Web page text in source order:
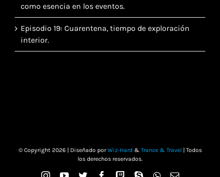
como esencia en los eventos.
Episodio 19: Cuarentena, tiempo de exploración
interior.
© Copyright 2026 | Diseñado porWiz-Hard & Trance & Travel| Todos
los derechos reservados.
InstagramYouTube
Twitter Facebook
TwitchSkypeWhatsApp
Correo